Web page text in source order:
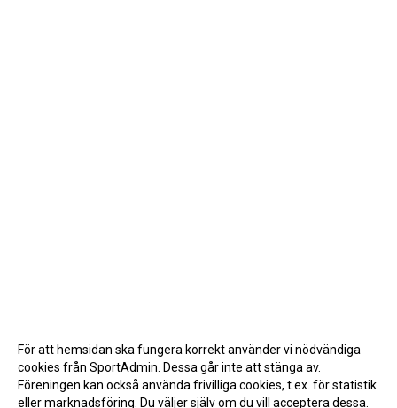
För att hemsidan ska fungera korrekt använder vi nödvändiga
cookies från SportAdmin. Dessa går inte att stänga av.
Föreningen kan också använda frivilliga cookies, t.ex. för statistik
eller marknadsföring. Du väljer själv om du vill acceptera dessa.